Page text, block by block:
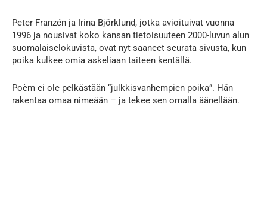
Peter Franzén ja Irina Björklund, jotka avioituivat vuonna
1996 ja nousivat koko kansan tietoisuuteen 2000-luvun alun
suomalaiselokuvista, ovat nyt saaneet seurata sivusta, kun
poika kulkee omia askeliaan taiteen kentällä.
Poèm ei ole pelkästään “julkkisvanhempien poika”. Hän
rakentaa omaa nimeään – ja tekee sen omalla äänellään.